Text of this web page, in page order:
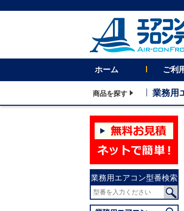
ホーム ご利
商品を探す 業務用
業務用エアコン型番検索